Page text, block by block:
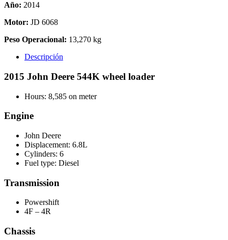
Año: 2014
Motor: JD 6068
Peso Operacional: 13,270 kg
Descripción
2015 John Deere 544K wheel loader
Hours: 8,585 on meter
Engine
John Deere
Displacement: 6.8L
Cylinders: 6
Fuel type: Diesel
Transmission
Powershift
4F – 4R
Chassis